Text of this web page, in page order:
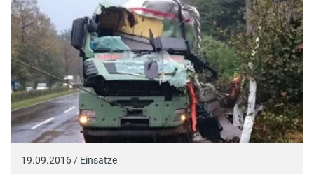
19.09.2016 / Einsätze